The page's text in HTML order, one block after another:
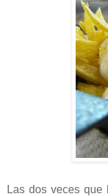
Las dos veces